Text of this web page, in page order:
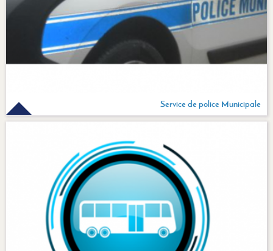
Service de police Municipale